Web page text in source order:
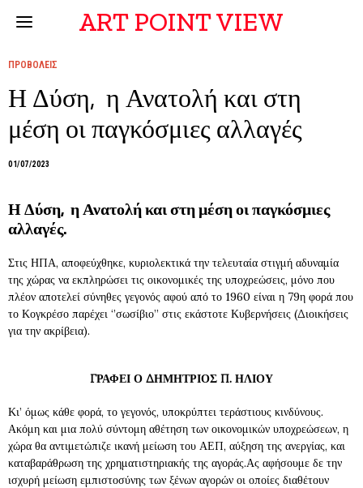
ART POINT VIEW
ΠΡΟΒΟΛΕΙΣ
Η Δύση, η Ανατολή και στη
μέση οι παγκόσμιες αλλαγές
01/07/2023
Η Δύση, η Ανατολή και στη μέση οι παγκόσμιες
αλλαγές.
Στις ΗΠΑ, αποφεύχθηκε, κυριολεκτικά την τελευταία στιγμή αδυναμία
της χώρας να εκπληρώσει τις οικονομικές της υποχρεώσεις, μόνο που
πλέον αποτελεί σύνηθες γεγονός αφού από το 1960 είναι η 79η φορά που
το Κογκρέσο παρέχει ‘’σωσίβιο’’ στις εκάστοτε Κυβερνήσεις (Διοικήσεις
για την ακρίβεια).
ΓΡΑΦΕΙ Ο ΔΗΜΗΤΡΙΟΣ Π. ΗΛΙΟΥ
Κι’ όμως κάθε φορά, το γεγονός, υποκρύπτει τεράστιους κινδύνους.
Ακόμη και μια πολύ σύντομη αθέτηση των οικονομικών υποχρεώσεων, η
χώρα θα αντιμετώπιζε ικανή μείωση του ΑΕΠ, αύξηση της ανεργίας, και
καταβαράθρωση της χρηματιστηριακής της αγοράς.Ας αφήσουμε δε την
ισχυρή μείωση εμπιστοσύνης των ξένων αγορών οι οποίες διαθέτουν